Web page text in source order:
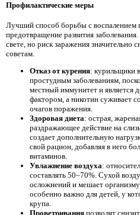
Профилактические меры
Лучший способ борьбы с воспалением
предотвращение развития
свете, но риск заражения значительно
советам.
Отказ от курения: курильщики
простудным заболеваниям,
местный иммунитет и
фактором, а никотин суживает
очагов поражения.
Здоровая диета: острая,
раздражающее действие на
создает дополнительную
свой рацион, добавляя в него
витаминов.
Увлажнение воздуха:
составлять 50–70%. Сухой
осложнений и мешает
особенно важно для детей, у
крупа.
Проветривания позволят